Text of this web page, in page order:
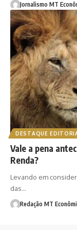
Jornalismo MT
DESTAQUE
Vale a pena
Renda?
Levando em
das…
Redação MT